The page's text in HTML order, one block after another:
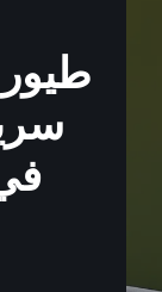
طيور